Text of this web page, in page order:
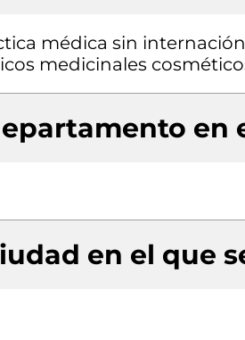
médica sin
medicinales
en
en el que